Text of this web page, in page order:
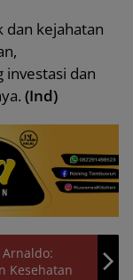
dan kejahatan
dan
(Ind)
Kesehatan